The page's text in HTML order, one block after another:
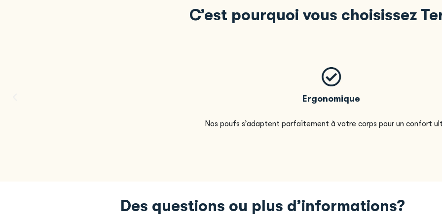
C’est pourquoi vous choisissez
Ergonomique
Nos poufs s’adaptent parfaitement à votre corps pour un confort
Des questions ou plus d’informations?